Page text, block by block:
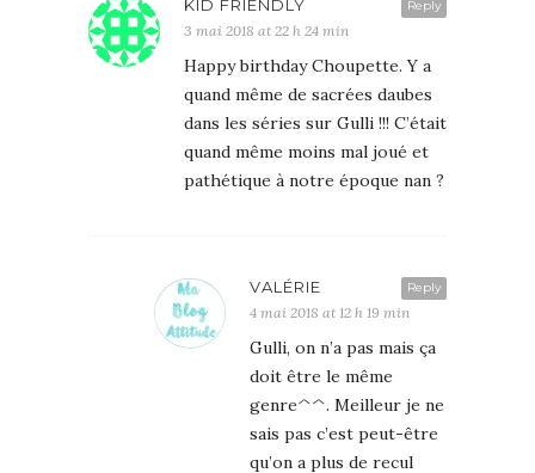
Reply
KID FRIENDLY
3 mai 2018 at 22 h 24 min
Happy birthday Choupette. Y a
quand même de sacrées daubes
dans les séries sur Gulli !!! C’était
quand même moins mal joué et
pathétique à notre époque nan ?
Reply
VALÉRIE
4 mai 2018 at 12 h 19 min
Gulli, on n’a pas mais ça
doit être le même
genre^^. Meilleur je ne
sais pas c’est peut-être
qu’on a plus de recul